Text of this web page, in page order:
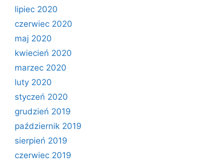
lipiec 2020
czerwiec 2020
maj 2020
kwiecień 2020
marzec 2020
luty 2020
styczeń 2020
grudzień 2019
październik 2019
sierpień 2019
czerwiec 2019